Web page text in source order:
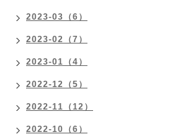
2023-03（6）
2023-02（7）
2023-01（4）
2022-12（5）
2022-11（12）
2022-10（6）